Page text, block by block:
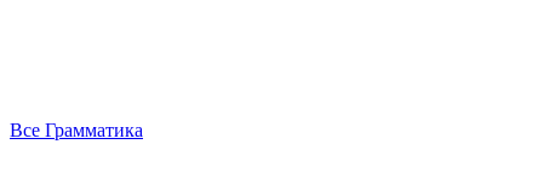
Все Грамматика